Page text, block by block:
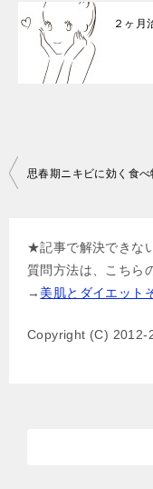
２ヶ月
投
思春期ニキビに効く食べ
★記事で解決できな
質問方法は、こちら
→ 美肌とダイエット
Copyright (C) 2012-